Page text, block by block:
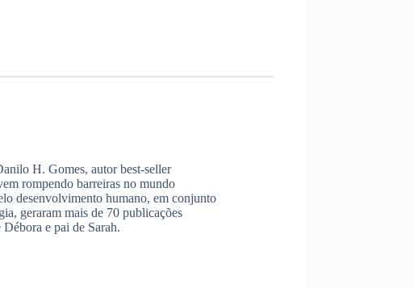
H. Gomes, autor best-seller
rompendo barreiras no mundo
desenvolvimento humano, em conjunto
geraram mais de 70 publicações
e pai de Sarah.